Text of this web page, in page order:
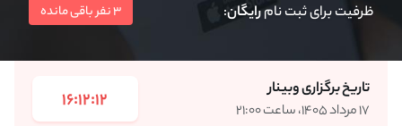
ظرفیت برای ثبت نامرایگان: 3 نفر باقی مانده
تاریخ برگزاری وبینار
۱۷ مرداد ۱۴۰۵، ساعت ۲۱:۰۰ 16:12:12